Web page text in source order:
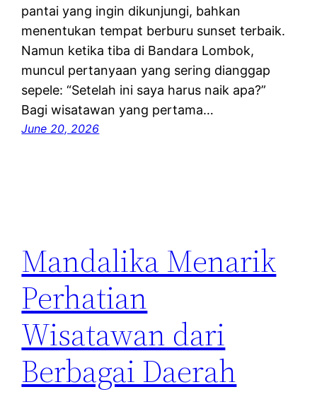
pantai yang ingin dikunjungi, bahkan
menentukan tempat berburu sunset terbaik.
Namun ketika tiba di Bandara Lombok,
muncul pertanyaan yang sering dianggap
sepele: “Setelah ini saya harus naik apa?”
Bagi wisatawan yang pertama…
June 20, 2026
Mandalika Menarik
Perhatian
Wisatawan dari
Berbagai Daerah